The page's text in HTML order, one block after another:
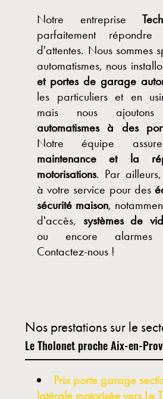
Notre entreprise
parfaitement
d'attentes. Nous sommes
automatismes, nous
et portes de garage
les particuliers et en
mais nous
automatismes à des
Notre équipe
maintenance et la
motorisations. Par
à votre service pour des
sécurité maison,
d'accès, systèmes de
ou encore alarmes
Contactez-nous !
Nos prestations sur le
Le Tholonet proche Aix-en-
Prix porte garage
latérale motorisée vers Le